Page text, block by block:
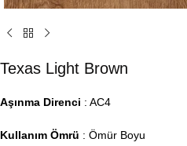
Texas Light Brown
Aşınma Direnci : AC4
Kullanım Ömrü : Ömür Boyu